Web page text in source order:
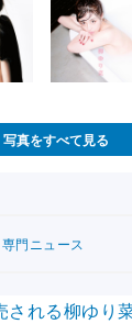
写真をすべて見る
門ニュース
される柳ゆり